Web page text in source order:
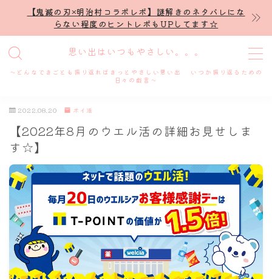
【鬼滅の刃×明治村コラボレポ】謎解きのネタバレにな
らない程度のヒントレポもUPしてます☆
思い出はいつもやさしい。。。
～どんなできごとも振り返ればきっとやさしい思い出 いつか振り返るための
日々の戯言～
MENU
プロフィール
謎解き
ホテル滞在記
舞台・ライブ
名古屋
2022.08.20 ポイ活
【2022年8月のウエル活の詳細お見せしま
す☆】